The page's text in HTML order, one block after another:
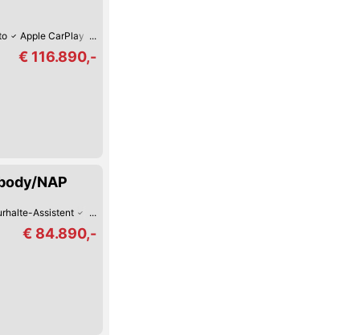
Apple CarPlay
€ 116.890,-
NAP
Assistent Hochwertiges Sound-System
€ 84.890,-